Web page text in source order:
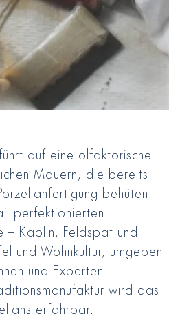
auf eine olfaktorische
Mauern, die bereits
behüten.
perfektionierten
– Kaolin, Feldspat und
und Wohnkultur, umgeben
und Experten.
wird das
erfahrbar.